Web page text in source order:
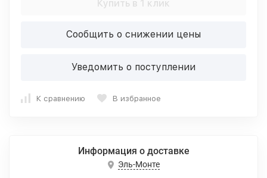
Купить в 1 клик
Сообщить о снижении цены
Уведомить о поступлении
К сравнению В избранное
Информация о доставке
Эль-Монте